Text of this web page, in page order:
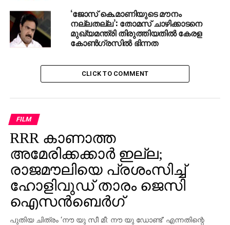
തൊട്ടുകൂടായ്മക്ക് സ്ഥാനമില്ലെന്നും ശ്രീധരന്‍പിള്ള
പറഞ്ഞു. തുടര്‍ന്നാണ് മുരളീധരനെതിരെ
കേരളകോണ്‍ഗ്രസ്സും ര്ംഗത്തെത്തുന്നത്.
RELATED TOPICS:
BJP V MURALEEDARAN
KM MANI V MURALEEDHARAN
‘ജോസ് കെ.മാണിയുടെ മൗനം
നല്ലതല്ല’: തോമസ് ചാഴിക്കാടനെ
മുഖ്യമന്ത്രി തിരുത്തിയതില്‍ കേരള
കോണ്‍ഗ്രസില്‍ ഭിന്നത
CLICK TO COMMENT
FILM
RRR കാണാത്ത
അമേരിക്കക്കാര്‍ ഇല്ല;
രാജമൗലിയെ പ്രശംസിച്ച്
ഹോളിവുഡ് താരം ജെസി
ഐസന്‍ബെര്‍ഗ്
പുതിയ ചിത്രം ‘നൗ യു സീ മീ: നൗ യു ഡോണ്ട്’ എന്നതിന്റെ